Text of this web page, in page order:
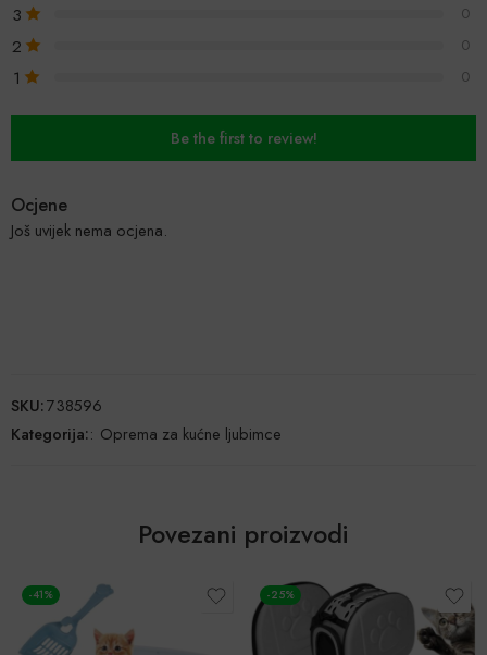
3 0
2 0
1 0
Be the first to review!
Ocjene
Još uvijek nema ocjena.
SKU:738596
Kategorija:: Oprema za kućne ljubimce
Povezani proizvodi
-41% -25%